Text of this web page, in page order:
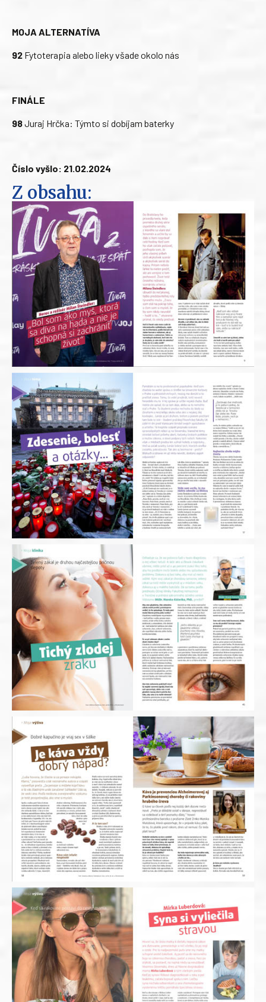
MOJA ALTERNATÍVA
92 Fytoterapia alebo lieky všade okolo nás
FINÁLE
98Juraj Hrčka: Týmto si dobíjam baterky
Číslo vyšlo: 21.02.2024
Z obsahu: